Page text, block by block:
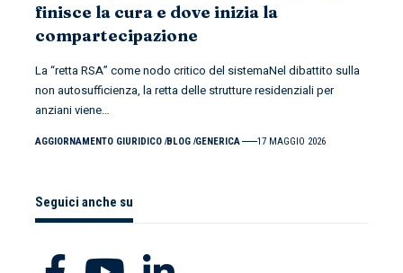
finisce la cura e dove inizia la
compartecipazione
La “retta RSA” come nodo critico del sistemaNel dibattito sulla
non autosufficienza, la retta delle strutture residenziali per
anziani viene…
AGGIORNAMENTO GIURIDICO BLOG GENERICA 17 MAGGIO 2026
Seguici anche su